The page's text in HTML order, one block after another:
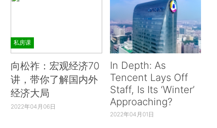
私房课
向松祚：宏观经济70
讲，带你了解国内外
经济大局
2022年04月06日
In Depth: As
Tencent Lays Off
Staff, Is Its ‘Winter’
Approaching?
2022年04月01日